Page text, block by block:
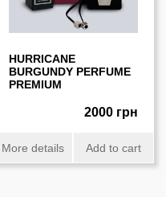
HURRICANE
BURGUNDY PERFUME
PREMIUM
2000 грн
More details Add to cart